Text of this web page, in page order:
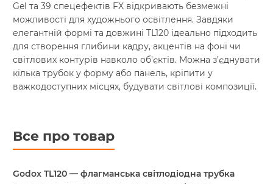
Gel та 39 спецефектів FX відкривають безмежні
можливості для художнього освітлення. Завдяки
елегантній формі та довжині TL120 ідеально підходить
для створення глибини кадру, акцентів на фоні чи
світлових контурів навколо об'єктів. Можна з’єднувати
кілька трубок у форму або панель, кріпити у
важкодоступних місцях, будувати світлові композиції.
Все про товар
Godox TL120 — флагманська світлодіодна трубка